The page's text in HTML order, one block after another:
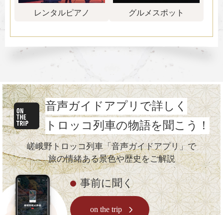
レンタルピアノ グルメスポット
音声ガイドアプリで詳しく
トロッコ列車の物語を聞こう！
嵯峨野トロッコ列車「音声ガイドアプリ」で
旅の情緒ある景色や歴史をご解説
事前に聞く
on the trip